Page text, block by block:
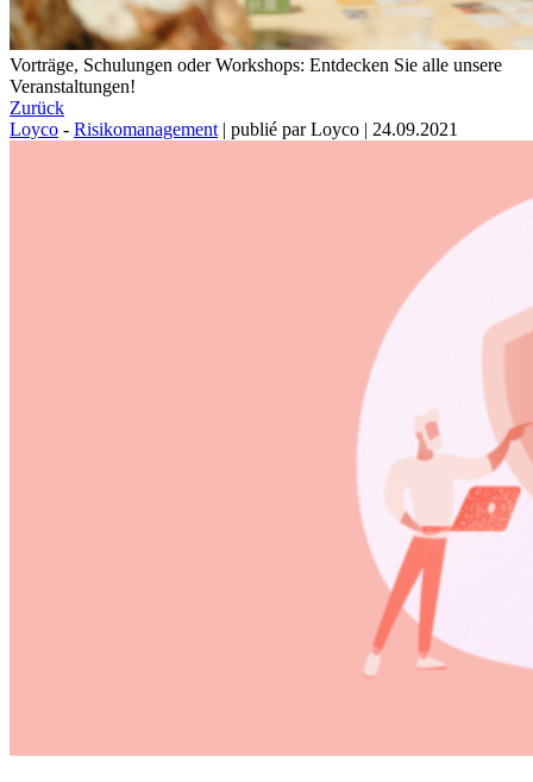
Vorträge, Schulungen oder Workshops: Entdecken Sie alle unsere
Veranstaltungen!
Zurück
Loyco - Risikomanagement | publié par Loyco | 24.09.2021